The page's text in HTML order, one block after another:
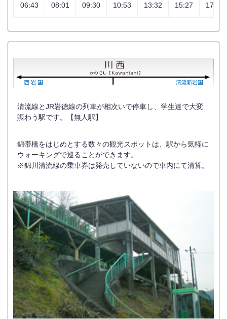
06:43 08:01 09:30 10:53 13:32 15:27 17:23
清流線とJR岩徳線の列車が相次いで停車し、学生達で大変
賑わう駅です。【無人駅】
錦帯橋をはじめとする数々の観光スポットは、駅から気軽に
ウォーキングで巡ることができます。
※錦川清流線の乗車券は発売していないので車内にて清算。